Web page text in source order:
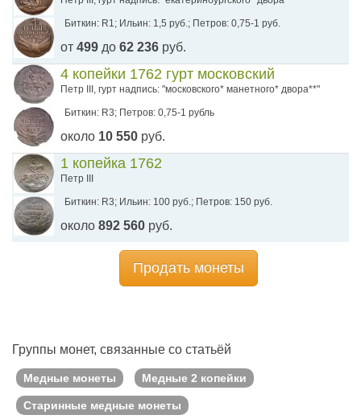
Биткин: R1; Ильин: 1,5 руб.; Петров: 0,75-1 руб.
от 499 до 62 236 руб.
4 копейки 1762 гурт московский
Петр III, гурт надпись: "московского* манетного* двора**"
Биткин: R3; Петров: 0,75-1 рубль
около 10 550 руб.
1 копейка 1762
Петр III
Биткин: R3; Ильин: 100 руб.; Петров: 150 руб.
около 892 560 руб.
Продать монеты
Группы монет, связанные со статьёй
Медные монеты Медные 2 копейки
Старинные медные монеты